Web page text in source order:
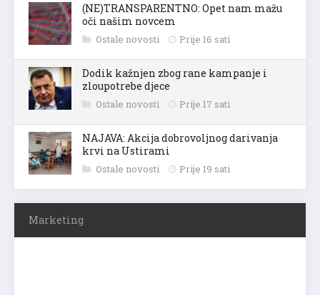
(NE)TRANSPARENTNO: Opet nam mažu
oči našim novcem
Ostale novosti Prije 16 sati
Dodik kažnjen zbog rane kampanje i
zloupotrebe djece
Ostale novosti Prije 17 sati
NAJAVA: Akcija dobrovoljnog darivanja
krvi na Ustirami
Ostale novosti Prije 19 sati
Marketing